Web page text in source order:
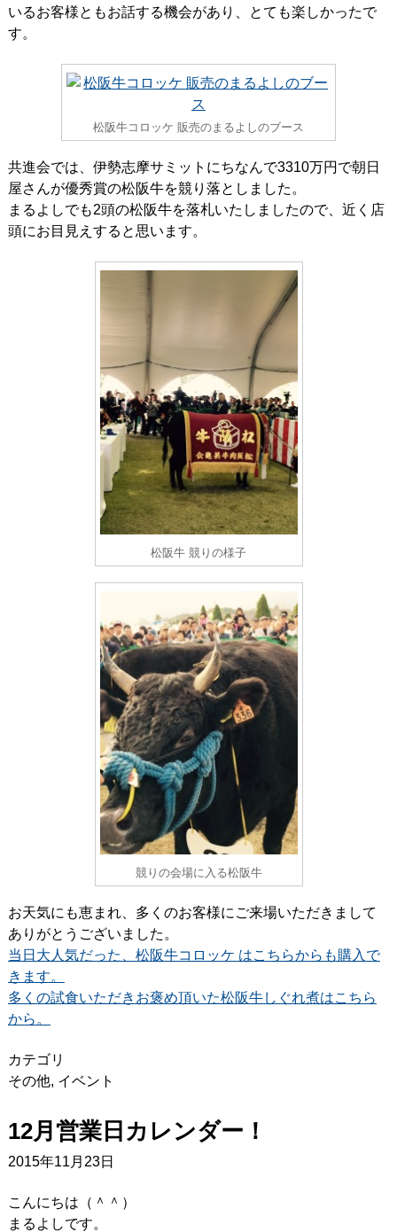
いるお客様ともお話する機会があり、とても楽しかったで
す。
松阪牛コロッケ 販売のまるよしのブース
共進会では、伊勢志摩サミットにちなんで3310万円で朝日
屋さんが優秀賞の松阪牛を競り落としました。
まるよしでも2頭の松阪牛を落札いたしましたので、近く店
頭にお目見えすると思います。
松阪牛 競りの様子
競りの会場に入る松阪牛
お天気にも恵まれ、多くのお客様にご来場いただきまして
ありがとうございました。
当日大人気だった、松阪牛コロッケ はこちらからも購入で
きます。
多くの試食いただきお褒め頂いた松阪牛しぐれ煮はこちら
から。
カテゴリ
その他, イベント
12月営業日カレンダー！
2015年11月23日
こんにちは（＾＾）
まるよしです。